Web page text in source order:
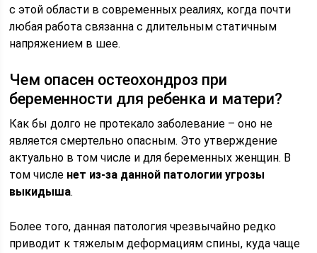
с этой области в современных реалиях, когда почти
любая работа связанна с длительным статичным
напряжением в шее.
Чем опасен остеохондроз при
беременности для ребенка и матери?
Как бы долго не протекало заболевание – оно не
является смертельно опасным. Это утверждение
актуально в том числе и для беременных женщин. В
том числе нет из-за данной патологии угрозы
выкидыша.
Более того, данная патология чрезвычайно редко
приводит к тяжелым деформациям спины, куда чаще